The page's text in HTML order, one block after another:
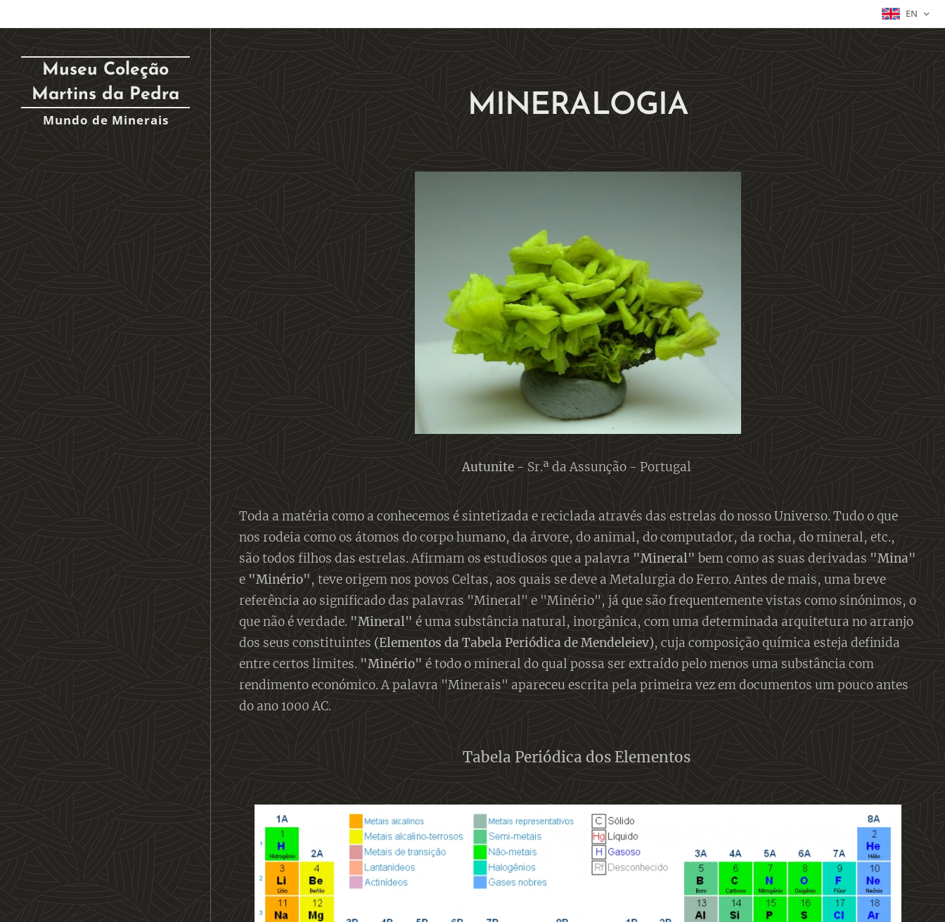
EN
Museu Coleção
Martins da Pedra
Mundo de Minerais MINERALOGIA
Autunite - Sr.ª da Assunção - Portugal
Toda a matéria como a conhecemos é sintetizada e reciclada através das estrelas do nosso Universo. Tudo o que
nos rodeia como os átomos do corpo humano, da árvore, do animal, do computador, da rocha, do mineral, etc.,
são todos filhos das estrelas. Afirmam os estudiosos que a palavra "Mineral"bem como as suas derivadas "Mina"
e "Minério", teve origem nos povos Celtas, aos quais se deve a Metalurgia do Ferro. Antes de mais, uma breve
referência ao significado das palavras "Mineral" e "Minério", já que são frequentemente vistas como sinónimos, o
que não é verdade. "Mineral" é uma substância natural, inorgânica, com uma determinada arquitetura no arranjo
dos seus constituintes(Elementos da Tabela Periódica de Mendeleiev), cuja composição química esteja definida
entre certos limites."Minério" é todo o mineral do qual possa ser extraído pelo menos uma substância com
rendimento económico. A palavra "Minerais" apareceu escrita pela primeira vez em documentos um pouco antes
do ano 1000 AC.
Tabela Periódica dos Elementos